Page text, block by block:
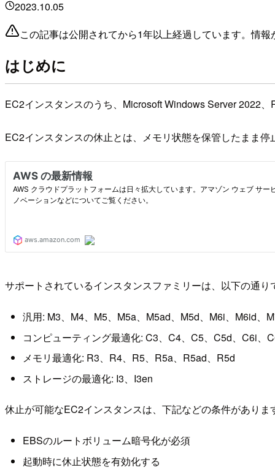
2023.10.05
この記事は公開されてから1年以上経過しています。情
はじめに
EC2インスタンスのうち、Microsoft Windows Server 2022
EC2インスタンスの休止とは、メモリ状態を保管したまま
サポートされているインスタンスファミリーは、以下の通り
汎用: M3、M4、M5、M5a、M5ad、M5d、M6i、M6id、
コンピューティング最適化: C3、C4、C5、C5d、C6i、
メモリ最適化: R3、R4、R5、R5a、R5ad、R5d
ストレージの最適化: I3、I3en
休止が可能なEC2インスタンスは、下記などの条件がありま
EBSのルートボリューム暗号化が必須
起動時に休止状態を有効化する